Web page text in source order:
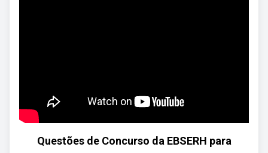
Questões de Concurso da EBSERH para